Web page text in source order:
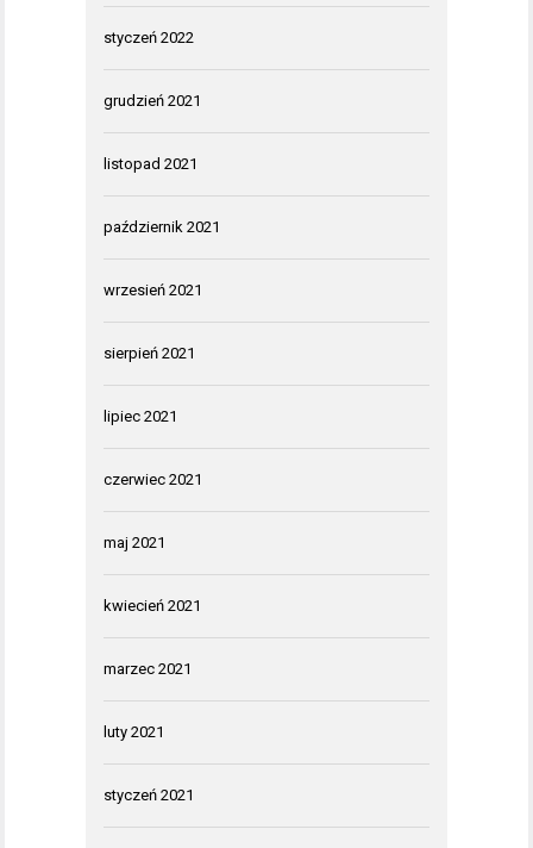
styczeń 2022
grudzień 2021
listopad 2021
październik 2021
wrzesień 2021
sierpień 2021
lipiec 2021
czerwiec 2021
maj 2021
kwiecień 2021
marzec 2021
luty 2021
styczeń 2021